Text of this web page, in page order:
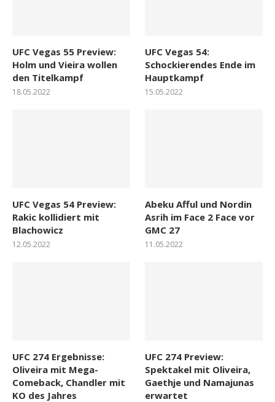
UFC Vegas 55 Preview:
Holm und Vieira wollen
den Titelkampf
18.05.2022
UFC Vegas 54:
Schockierendes Ende im
Hauptkampf
15.05.2022
UFC Vegas 54 Preview:
Rakic kollidiert mit
Blachowicz
12.05.2022
Abeku Afful und Nordin
Asrih im Face 2 Face vor
GMC 27
11.05.2022
UFC 274 Ergebnisse:
Oliveira mit Mega-
Comeback, Chandler mit
KO des Jahres
UFC 274 Preview:
Spektakel mit Oliveira,
Gaethje und Namajunas
erwartet